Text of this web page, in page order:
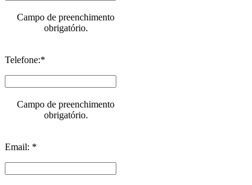
Campo de preenchimento
obrigatório.
Telefone:*
Campo de preenchimento
obrigatório.
Email: *